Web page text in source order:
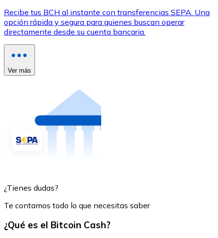
Recibe tus BCH al instante con transferencias SEPA. Una
opción rápida y segura para quienes buscan operar
directamente desde su cuenta bancaria.
Ver más
¿Tienes dudas?
Te contamos todo lo que necesitas saber
¿Qué es el Bitcoin Cash?